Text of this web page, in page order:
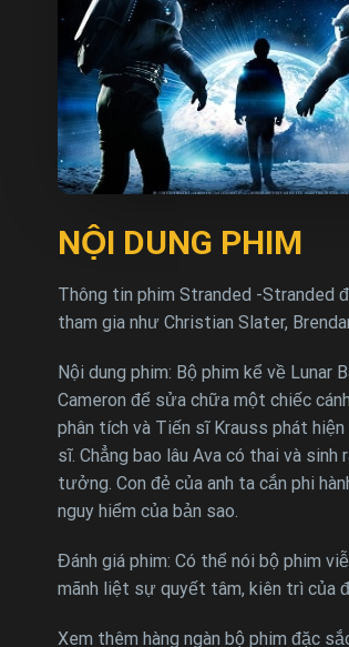
NỘI DUNG PHIM
Thông tin phim Stranded -Stranded
tham gia như Christian Slater,
Nội dung phim: Bộ phim kể về Lunar
Cameron để sửa chữa một chiếc
phân tích và Tiến sĩ Krauss phát
sĩ. Chẳng bao lâu Ava có thai và
tưởng. Con đẻ của anh ta cắn phi
nguy hiểm của bản sao.
Đánh giá phim: Có thể nói bộ phim
mãnh liệt sự quyết tâm, kiên trì của
Xem thêm hàng ngàn bộ phim đặc